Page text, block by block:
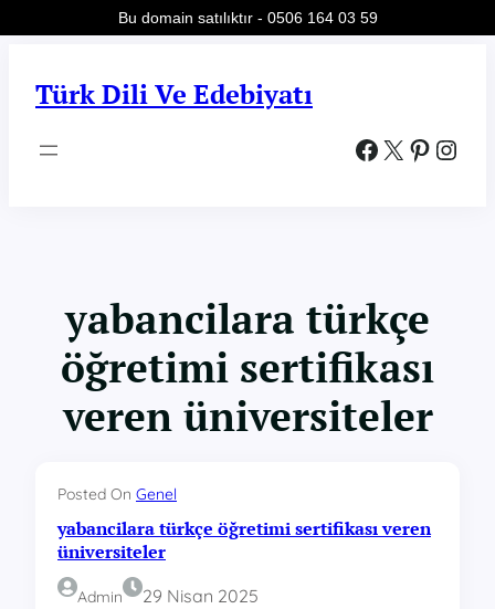
Türk Dili Ve Edebiyatı
Facebook X Pinterest Instagram
yabancilara türkçe
öğretimi sertifikası
veren üniversiteler
Posted On Genel
yabancilara türkçe öğretimi sertifikası veren
üniversiteler
Admin
29 Nisan 2025
Bu domain satılıktır - 0506 164 03 59